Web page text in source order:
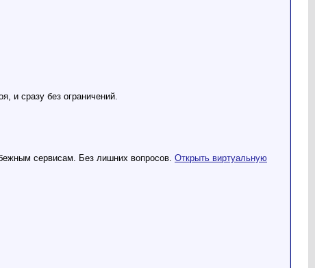
и сразу без ограничений.
сервисам. Без лишних вопросов. Открыть виртуальную